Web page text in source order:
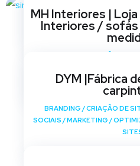
SOCIAIS /MARKETING
MH Interiores |
Interiores /
DYM |Fábrica
BRANDING /CRIAÇÃO DE
SOCIAIS /MARKETING /